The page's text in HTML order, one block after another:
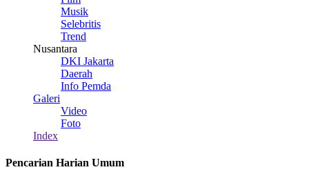
Musik
Selebritis
Trend
Nusantara
DKI Jakarta
Daerah
Info Pemda
Galeri
Video
Foto
Index
Pencarian Harian Umum